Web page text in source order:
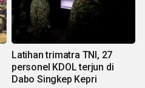
Latihan trimatra TNI, 27
personel KDOL terjun di
Dabo Singkep Kepri